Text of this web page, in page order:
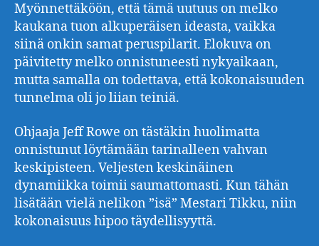
Myönnettäköön, että tämä uutuus on melko
kaukana tuon alkuperäisen ideasta, vaikka
siinä onkin samat peruspilarit. Elokuva on
päivitetty melko onnistuneesti nykyaikaan,
mutta samalla on todettava, että kokonaisuuden
tunnelma oli jo liian teiniä.
Ohjaaja Jeff Rowe on tästäkin huolimatta
onnistunut löytämään tarinalleen vahvan
keskipisteen. Veljesten keskinäinen
dynamiikka toimii saumattomasti. Kun tähän
lisätään vielä nelikon ”isä” Mestari Tikku, niin
kokonaisuus hipoo täydellisyyttä.